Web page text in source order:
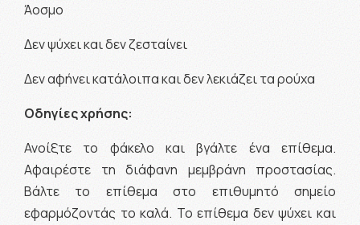
Άοσμο
Δεν ψύχει και δεν ζεσταίνει
Δεν αφήνει κατάλοιπα και δεν λεκιάζει τα ρούχα
Οδηγίες χρήσης:
Ανοίξτε το φάκελο και βγάλτε ένα επίθεμα.
Αφαιρέστε τη διάφανη μεμβράνη προστασίας.
Βάλτε το επίθεμα στο επιθυμητό σημείο
εφαρμόζοντάς το καλά. Το επίθεμα δεν ψύχει και